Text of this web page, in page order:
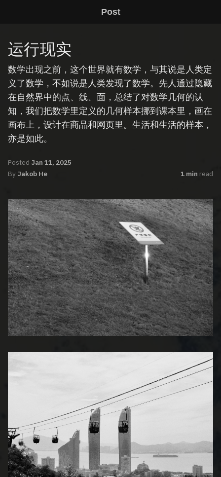
Post
运行现实
数学出现之前，这个世界就有数学，与其说是人类定
义了数学，不如说是人类发现了数学。先人通过隐藏
在自然界中的点、线、面，总结了对数学几何的认
知，我们把数学里定义的几何样本挪到课本里，画在
画布上，设计在商品和网页里。生活和生活的样本，
亦是如此。
Posted Jan 11, 2025
By Jakob He 1 min read